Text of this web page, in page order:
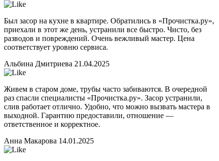
Был засор на кухне в квартире. Обратились в «Прочистка.ру»,
приехали в этот же день, устранили все быстро. Чисто, без
разводов и повреждений. Очень вежливый мастер. Цена
соответствует уровню сервиса.
Альбина Дмитриева 21.04.2025
Живем в старом доме, трубы часто забиваются. В очередной
раз спасли специалисты «Прочистка.ру». Засор устранили,
слив работает отлично. Удобно, что можно вызвать мастера в
выходной. Гарантию предоставили, отношение —
ответственное и корректное.
Анна Макарова 14.01.2025